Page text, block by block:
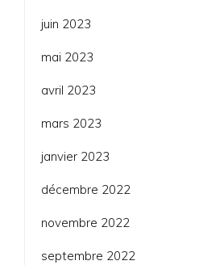
juin 2023
mai 2023
avril 2023
mars 2023
janvier 2023
décembre 2022
novembre 2022
septembre 2022